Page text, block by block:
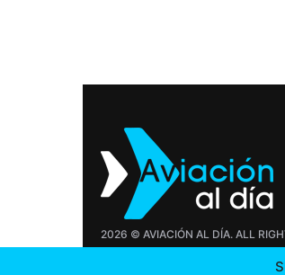
2026 © AVIACIÓN AL DÍA. ALL